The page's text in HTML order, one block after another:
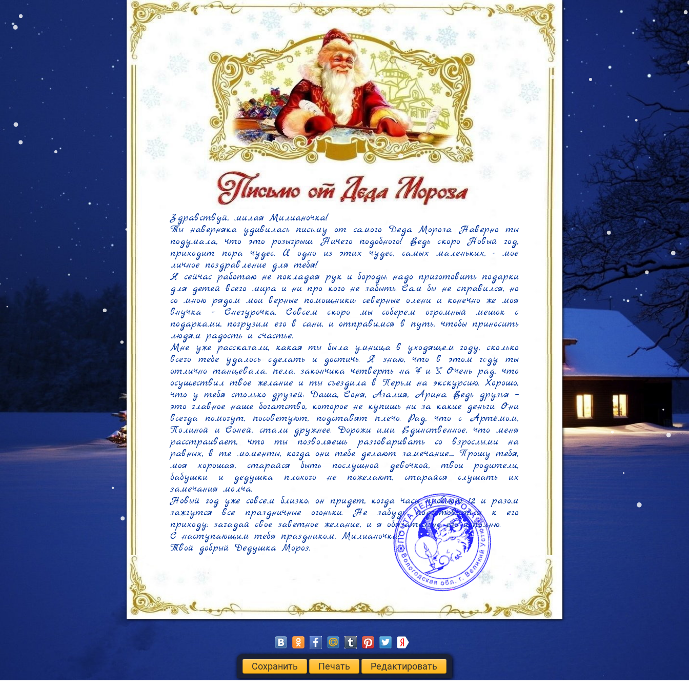
Здравствуй, милая Милианочка!
Ты наверняка удивилась письму от самого Деда Мороза. Наверно ты
подумала, что это розыгрыш. Ничего подобного! Ведь скоро Новый год,
приходит пора чудес. И одно из этих чудес, самых маленьких, - мое
личное поздравление для тебя!
Я сейчас работаю не покладая рук и бороды: надо приготовить подарки
для детей всего мира и ни про кого не забыть. Сам бы не справился, но
со мною рядом мои верные помощники: северные олени и конечно же моя
внучка – Снегурочка. Совсем скоро мы соберем огромный мешок с
подарками, погрузим его в сани, и отправимся в путь, чтобы приносить
людям радость и счастье.
Мне уже рассказали, какая ты была умница в уходящем году, сколько
всего тебе удалось сделать и достичь. Я знаю, что в этом году ты
отлично танцевала, пела, закончика четверть на "4" и "5". Очень рад, что
осуществил твое желание и ты съездила в Перьм на экскурсию. Хорошо,
что у тебя столько друзей: Даша, Соня, Азалия, Арина. Ведь друзья –
это главное наше богатство, которое не купишь ни за какие деньги. Они
всегда помогут, посоветуют, подставят плечо. Рад, что с Артёмом,
Полиной и Соней, стали дружнее. Дорожи ими. Единственное, что меня
расстраивает, что ты позволяешь разговаривать со взрослыми на
равных, в те моменты, когда они тебе делают замечание..... Прошу тебя,
моя хорошая, старайся быть послушной девочкой, твои родители,
бабушки и дедушка плохого не пожелают, старайся слушать их
замечания молча.
Новый год уже совсем близко: он придет, когда часы пробьют 12 и разом
зажгутся все праздничные огоньки. Не забудь подготовиться к его
приходу: загадай свое заветное желание, и я обязательно его исполню.
С наступающим тебя праздником, Милианочка!
Твой добрый Дедушка Мороз.
Сохранить Печать Редактировать